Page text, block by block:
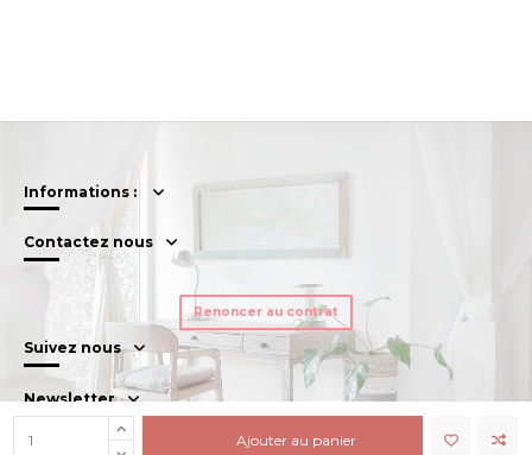
Ajouter au panier
Informations :
Contactez nous
Renoncer au contrat
Suivez nous
Newsletter